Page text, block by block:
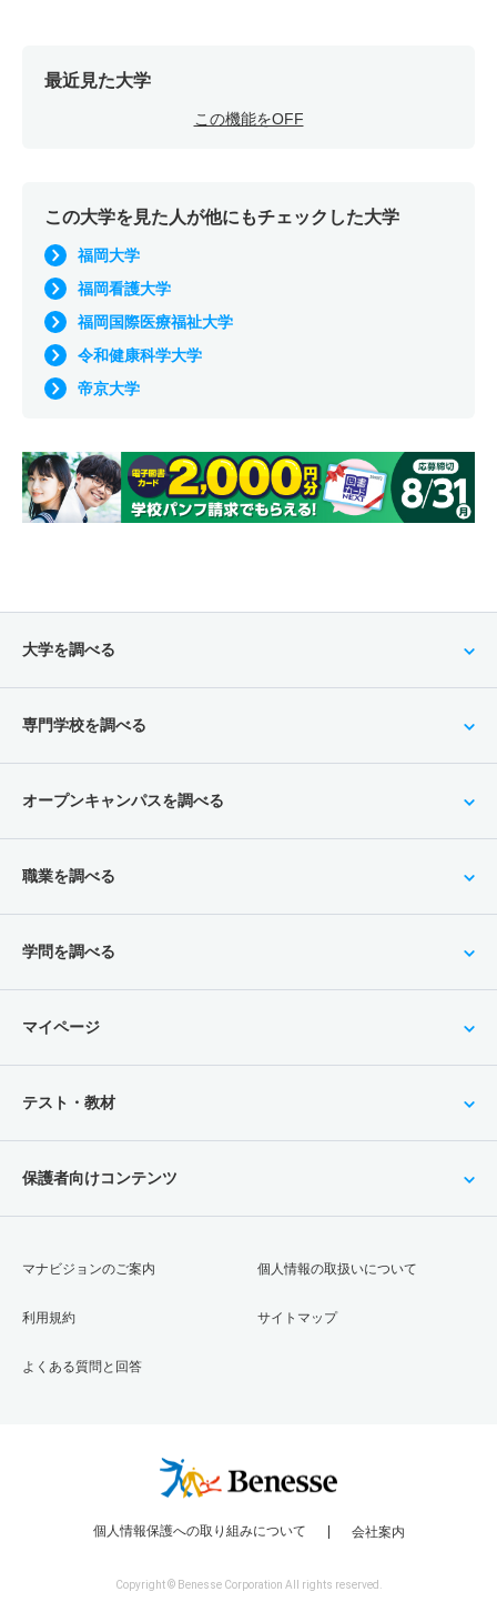
最近見た大学
この機能をOFF
この大学を見た人が他にもチェックした大学
福岡大学
福岡看護大学
福岡国際医療福祉大学
令和健康科学大学
帝京大学
大学を調べる
専門学校を調べる
オープンキャンパスを調べる
職業を調べる
学問を調べる
マイページ
テスト・教材
保護者向けコンテンツ
マナビジョンのご案内
利用規約
よくある質問と回答
個人情報の取扱いについて
サイトマップ
個人情報保護への取り組みについて 会社案内
Copyright © Benesse Corporation All rights reserved.